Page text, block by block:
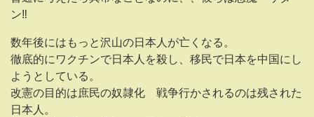
ン‼
数年後にはもっと沢山の日本人が亡くなる。
徹底的にワクチンで日本人を殺し、移民で日本を中国にし
ようとしている。
改憲の目的は庶民の奴隷化 戦争行かされるのは残された
日本人。